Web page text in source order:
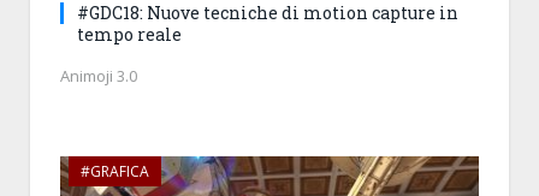
#GDC18: Nuove tecniche di motion capture in
tempo reale
Animoji 3.0
#GRAFICA